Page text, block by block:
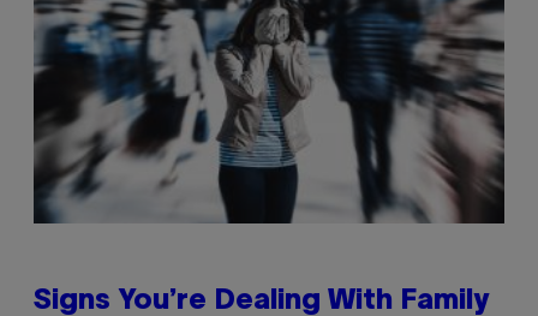
Signs You’re Dealing With Family